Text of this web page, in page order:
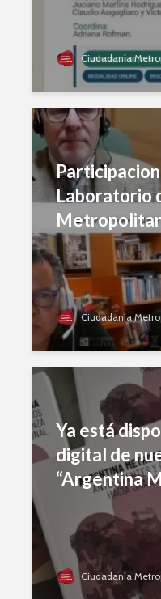
Ciudadanía
Laboratorio
Ciudadanía
Ya está
digital de
“Argentina
Ciudadanía